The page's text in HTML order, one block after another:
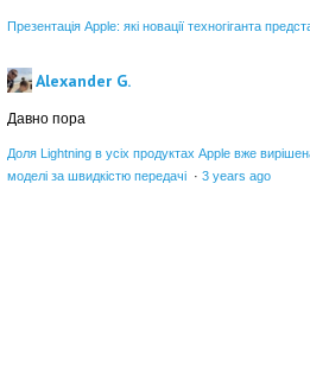
Презентація Apple: які новації техногіганта
Alexander G.
Давно пора
Доля Lightning в усіх продуктах Apple вже
моделі за швидкістю передачі · 3 years ago